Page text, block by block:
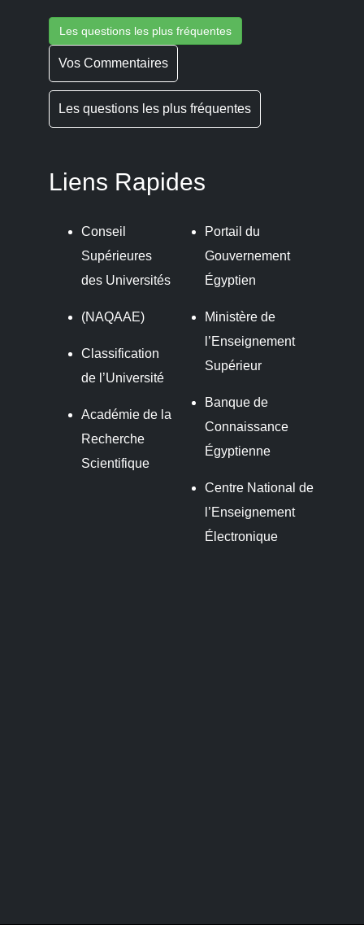
Les questions les plus fréquentes
Vos Commentaires
Les questions les plus fréquentes
Liens Rapides
Conseil
Supérieures
des Universités
(NAQAAE)
Classification
de l’Université
Académie de la
Recherche
Scientifique
Portail du
Gouvernement
Égyptien
Ministère de
l’Enseignement
Supérieur
Banque de
Connaissance
Égyptienne
Centre National de
l’Enseignement
Électronique